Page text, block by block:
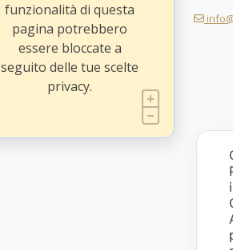
funzionalità di questa
pagina potrebbero
essere bloccate a
seguito delle tue scelte
privacy.